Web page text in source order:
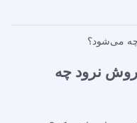
نرود چه